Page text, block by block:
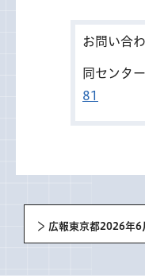
お問い合
同セン
81
広報東京都2026年6